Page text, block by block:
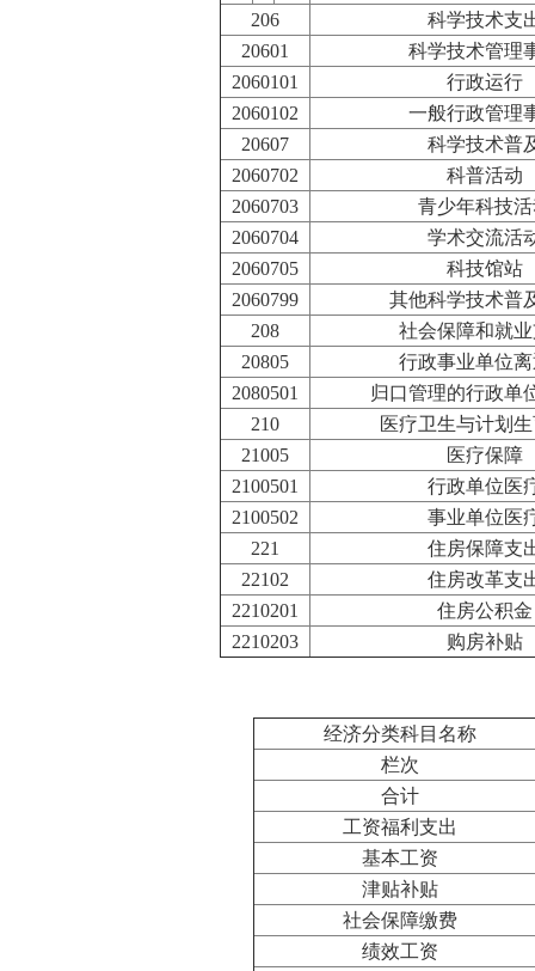
206
科学技术支
20601
科学技术管理
2060101
行政运行
2060102
一般行政管理
20607
科学技术普
2060702
科普活动
2060703
青少年科技
2060704
学术交流活
2060705
科技馆站
2060799
其他科学技术普
208
社会保障和就
20805
行政事业单位
2080501
归口管理的行政单
210
医疗卫生与计划
21005
医疗保障
2100501
行政单位医
2100502
事业单位医
221
住房保障支
22102
住房改革支
2210201
住房公积金
2210203
购房补贴
经济分类科目名称
栏次
合计
工资福利支出
基本工资
津贴补贴
社会保障缴费
绩效工资